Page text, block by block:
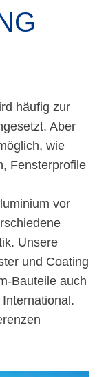
häufig zur
Aber
wie
Fensterprofile
vor
Unsere
und Coating
Bauteile auch